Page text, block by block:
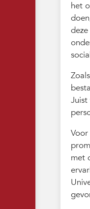
het
met